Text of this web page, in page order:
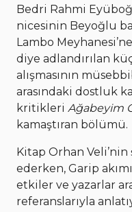
Bedri Rahmi
nicesinin Beyoğlu
Lambo
diye adlandırılan
alışmasının
arasındaki dostluk
kritikleri Ağabeyim
kamaştıran bölümü.
Kitap Orhan
ederken, Garip
etkiler ve yazarlar
referanslarıyla